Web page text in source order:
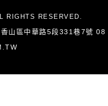
RIGHTS RESERVED.
山區中華路5段331巷7號 08